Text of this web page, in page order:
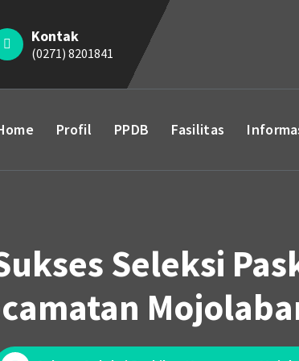
Kontak
(0271) 8201841
Profil PPDB Fasilitas
Seleksi